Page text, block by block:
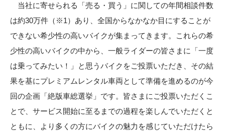
当社に寄せられる「売る・買う」に関しての年間相談件数
は約30万件（※1）あり、全国からなかなか目にすることが
できない希少性の高いバイクが集まってきます。これらの希
少性の高いバイクの中から、一般ライダーの皆さまに「一度
は乗ってみたい！」と思うバイクをご投票いただき、その結
果を基にプレミアムレンタル車両として準備を進めるのが今
回の企画「絶版車総選挙」です。皆さまにご投票いただくこ
とで、サービス開始に至るまでの過程を楽しんでいただくと
ともに、より多くの方にバイクの魅力を感じていただけたら